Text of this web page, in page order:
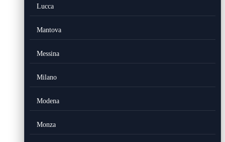
Lucca
Mantova
Messina
Milano
Modena
Monza